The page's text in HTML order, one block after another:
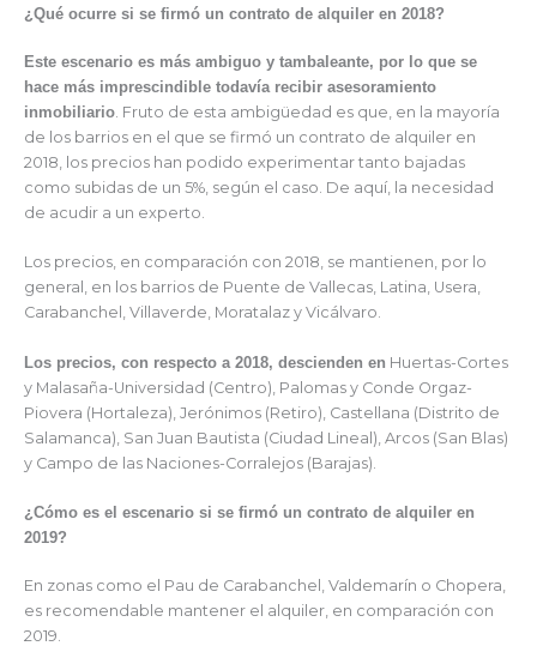
¿Qué ocurre si se firmó un contrato de alquiler en 2018?
Este escenario es más ambiguo y tambaleante, por lo que se
hace más imprescindible todavía recibir asesoramiento
inmobiliario. Fruto de esta ambigüedad es que, en la mayoría
de los barrios en el que se firmó un contrato de alquiler en
2018, los precios han podido experimentar tanto bajadas
como subidas de un 5%, según el caso. De aquí, la necesidad
de acudir a un experto.
Los precios, en comparación con 2018, se mantienen, por lo
general, en los barrios de Puente de Vallecas, Latina, Usera,
Carabanchel, Villaverde, Moratalaz y Vicálvaro.
Los precios, con respecto a 2018, descienden en Huertas-Cortes
y Malasaña-Universidad (Centro), Palomas y Conde Orgaz-
Piovera (Hortaleza), Jerónimos (Retiro), Castellana (Distrito de
Salamanca), San Juan Bautista (Ciudad Lineal), Arcos (San Blas)
y Campo de las Naciones-Corralejos (Barajas).
¿Cómo es el escenario si se firmó un contrato de alquiler en
2019?
En zonas como el Pau de Carabanchel, Valdemarín o Chopera,
es recomendable mantener el alquiler, en comparación con
2019.